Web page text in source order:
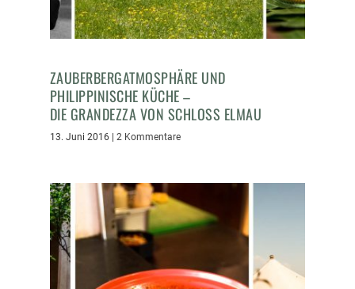
ZAUBERBERGATMOSPHÄRE UND
PHILIPPINISCHE KÜCHE –
DIE GRANDEZZA VON SCHLOSS ELMAU
13. Juni 2016 | 2 Kommentare